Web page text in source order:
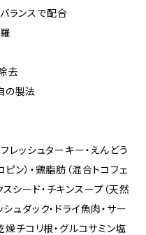
ランスで配合
去
の製法
レッシュターキー・えんどう
ン）・鶏脂肪（混合トコフェ
シード・チキンスープ（天然
ュダック・ドライ魚肉・サー
燥チコリ根・グルコサミン塩